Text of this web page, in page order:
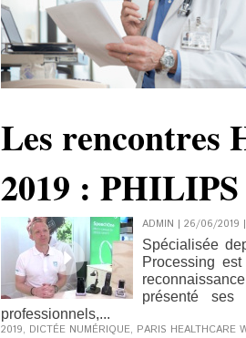
Les rencontres
2019 :
ADMIN | 26/06/2019 |
Spécialisée
Processing
présenté
professionnels,...
2019, DICTÉE NUMÉRIQUE, PARIS HEALTHCARE